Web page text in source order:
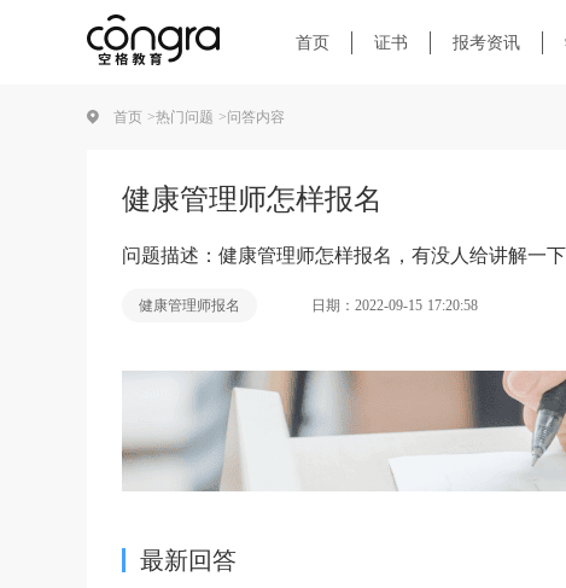
首页 证书 报考资讯
首页 >热门问题 >问答内容
健康管理师怎样报名
问题描述：健康管理师怎样报名，有没人给讲解一
健康管理师报名 日期：2022-09-15 17:20:58
最新回答